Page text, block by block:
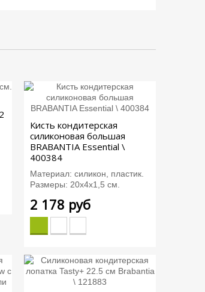
Кисть кондитерская
силиконовая большая
BRABANTIA Essential \
400384
Материал: силикон, пластик.
Размеры: 20х4х1,5 см.
2 178 руб